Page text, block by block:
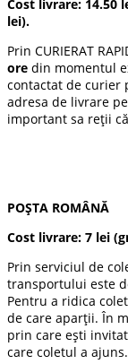
Cost livrare: 14.50
lei).
Prin CURIERAT
ore din momentul
contactat de curier
adresa de livrare
important sa reții
POȘTA ROMÂNĂ
Cost livrare: 7 lei
Prin serviciul de
transportului este
Pentru a ridica
de care aparții. În
prin care ești
care coletul a ajuns.